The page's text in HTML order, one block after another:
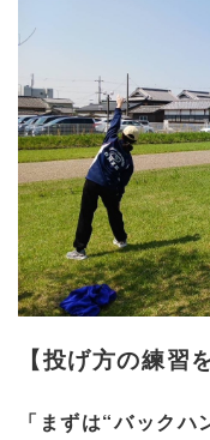
【投げ方の練習
「まずは“バックハ